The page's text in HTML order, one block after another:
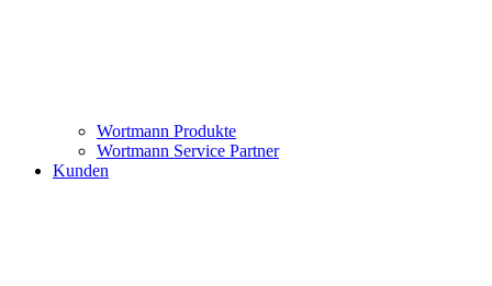
Wortmann Produkte
Wortmann Service Partner
Kunden